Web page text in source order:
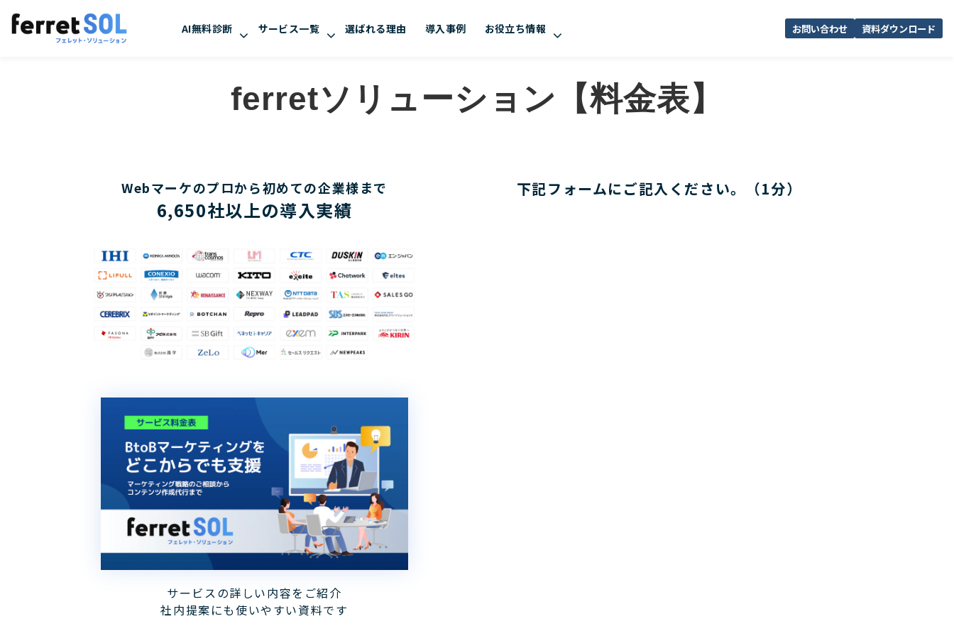
AI無料診断 サービス一覧 選ばれる理由 導入事例 お役立ち情報 お問い合わせ 資料ダウンロード
ferretソリューション【料金表】
Webマーケのプロから初めての企業様まで
6,650社以上の導入実績
サービスの詳しい内容をご紹介
社内提案にも使いやすい資料です
下記フォームにご記入ください。（1分）